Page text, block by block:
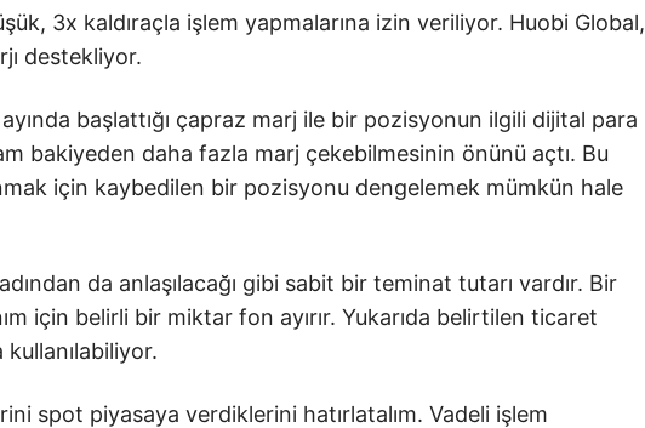
3x kaldıraçla işlem yapmalarına izin veriliyor. Huobi Global,
destekliyor.
ayında başlattığı çapraz marj ile bir pozisyonun ilgili dijital para
bakiyeden daha fazla marj çekebilmesinin önünü açtı. Bu
için kaybedilen bir pozisyonu dengelemek mümkün hale
da anlaşılacağı gibi sabit bir teminat tutarı vardır. Bir
için belirli bir miktar fon ayırır. Yukarıda belirtilen ticaret
kullanılabiliyor.
spot piyasaya verdiklerini hatırlatalım. Vadeli işlem